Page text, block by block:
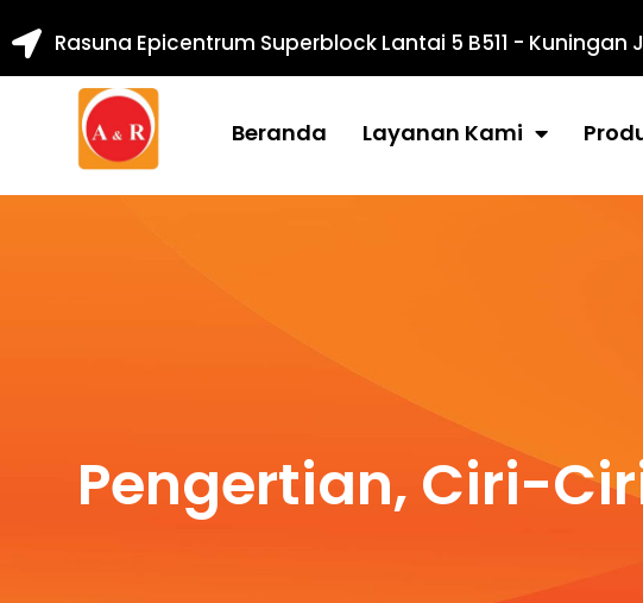
Rasuna Epicentrum Superblock Lantai 5 B511 - Kuningan
Beranda Layanan Kami
Pengertian, Ciri-